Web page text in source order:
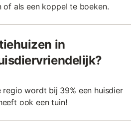
of als een koppel te boeken.
in
regio wordt bij 39% een huisdier
ook een tuin!